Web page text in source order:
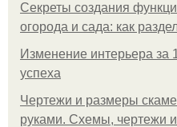
Секреты создания
огорода и сада: как
Изменение интерьера
успеха
Чертежи и размеры
руками. Схемы, чертежи